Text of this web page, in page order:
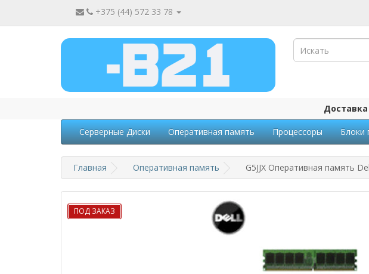
+375 (44) 572 33 78
Доставка
Серверные Диски Оперативная память Процессоры Блоки
Главная Оперативная память G5JJX Оперативная память
ПОД ЗАКАЗ